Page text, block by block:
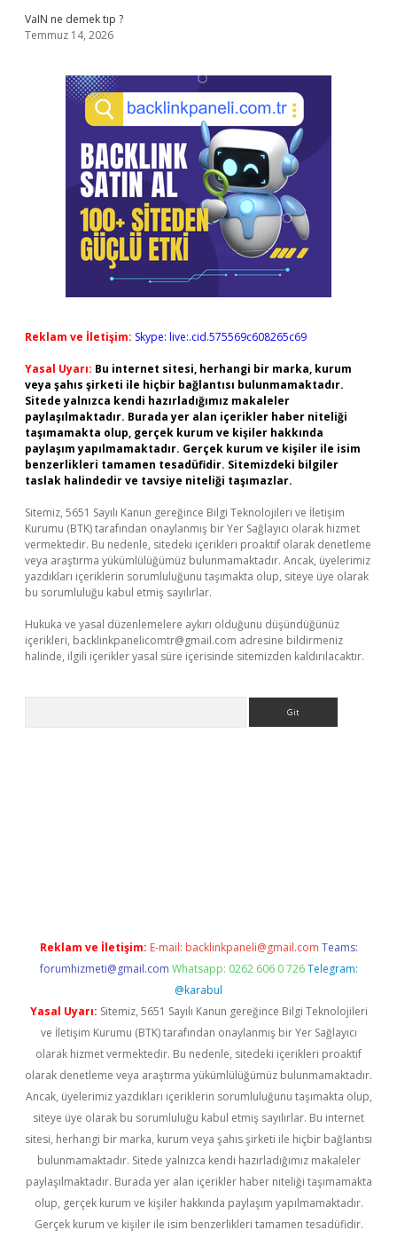
VaIN ne demek tıp ?
Temmuz 14, 2026
Reklam ve İletişim: Skype: live:.cid.575569c608265c69
Yasal Uyarı: Bu internet sitesi, herhangi bir marka, kurum
veya şahıs şirketi ile hiçbir bağlantısı bulunmamaktadır.
Sitede yalnızca kendi hazırladığımız makaleler
paylaşılmaktadır. Burada yer alan içerikler haber niteliği
taşımamakta olup, gerçek kurum ve kişiler hakkında
paylaşım yapılmamaktadır. Gerçek kurum ve kişiler ile isim
benzerlikleri tamamen tesadüfidir. Sitemizdeki bilgiler
taslak halindedir ve tavsiye niteliği taşımazlar.
Sitemiz, 5651 Sayılı Kanun gereğince Bilgi Teknolojileri ve İletişim
Kurumu (BTK) tarafından onaylanmış bir Yer Sağlayıcı olarak hizmet
vermektedir. Bu nedenle, sitedeki içerikleri proaktif olarak denetleme
veya araştırma yükümlülüğümüz bulunmamaktadır. Ancak, üyelerimiz
yazdıkları içeriklerin sorumluluğunu taşımakta olup, siteye üye olarak
bu sorumluluğu kabul etmiş sayılırlar.
Hukuka ve yasal düzenlemelere aykırı olduğunu düşündüğünüz
içerikleri, backlinkpanelicomtr@gmail.com adresine bildirmeniz
halinde, ilgili içerikler yasal süre içerisinde sitemizden kaldırılacaktır.
Reklam ve İletişim: E-mail: backlinkpaneli@gmail.com Teams:
forumhizmeti@gmail.com Whatsapp: 0262 606 0 726 Telegram:
@karabul
Yasal Uyarı: Sitemiz, 5651 Sayılı Kanun gereğince Bilgi Teknolojileri
ve İletişim Kurumu (BTK) tarafından onaylanmış bir Yer Sağlayıcı
olarak hizmet vermektedir. Bu nedenle, sitedeki içerikleri proaktif
olarak denetleme veya araştırma yükümlülüğümüz bulunmamaktadır.
Ancak, üyelerimiz yazdıkları içeriklerin sorumluluğunu taşımakta olup,
siteye üye olarak bu sorumluluğu kabul etmiş sayılırlar. Bu internet
sitesi, herhangi bir marka, kurum veya şahıs şirketi ile hiçbir bağlantısı
bulunmamaktadır. Sitede yalnızca kendi hazırladığımız makaleler
paylaşılmaktadır. Burada yer alan içerikler haber niteliği taşımamakta
olup, gerçek kurum ve kişiler hakkında paylaşım yapılmamaktadır.
Gerçek kurum ve kişiler ile isim benzerlikleri tamamen tesadüfidir.